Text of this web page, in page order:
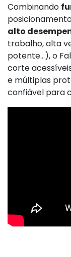
Combinando
alto
trabalho, alta
potente...), o
corte
e múltiplas
confiável para